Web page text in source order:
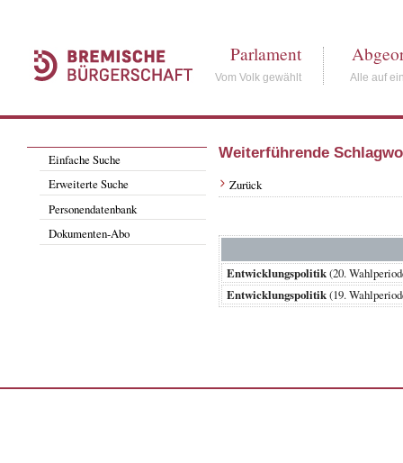
Parlament
Vom Volk gewählt Alle auf
Einfache Suche
Erweiterte Suche
Personendatenbank
Dokumenten-Abo
Weiterführende
Zurück
Entwicklungspolitik(20.
Entwicklungspolitik(19.